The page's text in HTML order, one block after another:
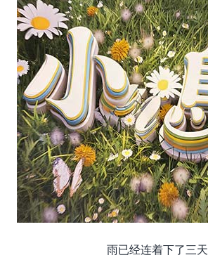
雨已经连着下了三天